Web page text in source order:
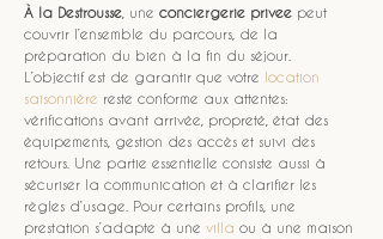
À la Destrousse , une conciergerie privee peut
couvrir l’ensemble du parcours, de la
préparation du bien à la fin du séjour.
L’objectif est de garantir que votre location
saisonnière reste conforme aux attentes:
vérifications avant arrivée, propreté, état des
équipements, gestion des accès et suivi des
retours. Une partie essentielle consiste aussi à
sécuriser la communication et à clarifier les
règles d’usage. Pour certains profils, une
prestation s’adapte à une villa ou à une maison